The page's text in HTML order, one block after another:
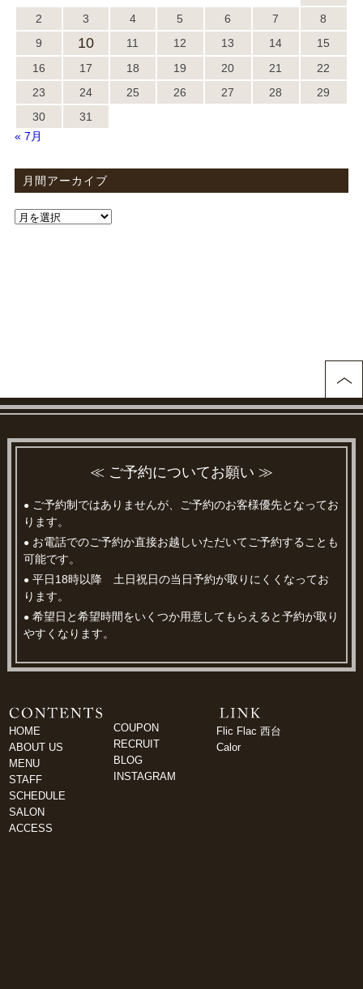
2
3 4 5 6 7
8
9
10 11 12 13 14
15
16
17 18 19 20 21
22
23
24 25 26 27 28
29
30
31
« 7月
月間アーカイブ
≪ ご予約についてお願い ≫
● ご予約制ではありませんが、ご予約のお客様優先となってお
ります。
● お電話でのご予約か直接お越しいただいてご予約することも
可能です。
● 平日18時以降 土日祝日の当日予約が取りにくくなってお
ります。
● 希望日と希望時間をいくつか用意してもらえると予約が取り
やすくなります。
HOME
ABOUT US
MENU
STAFF
SCHEDULE
SALON
ACCESS
COUPON
RECRUIT
BLOG
INSTAGRAM
Flic Flac 西台
Calor